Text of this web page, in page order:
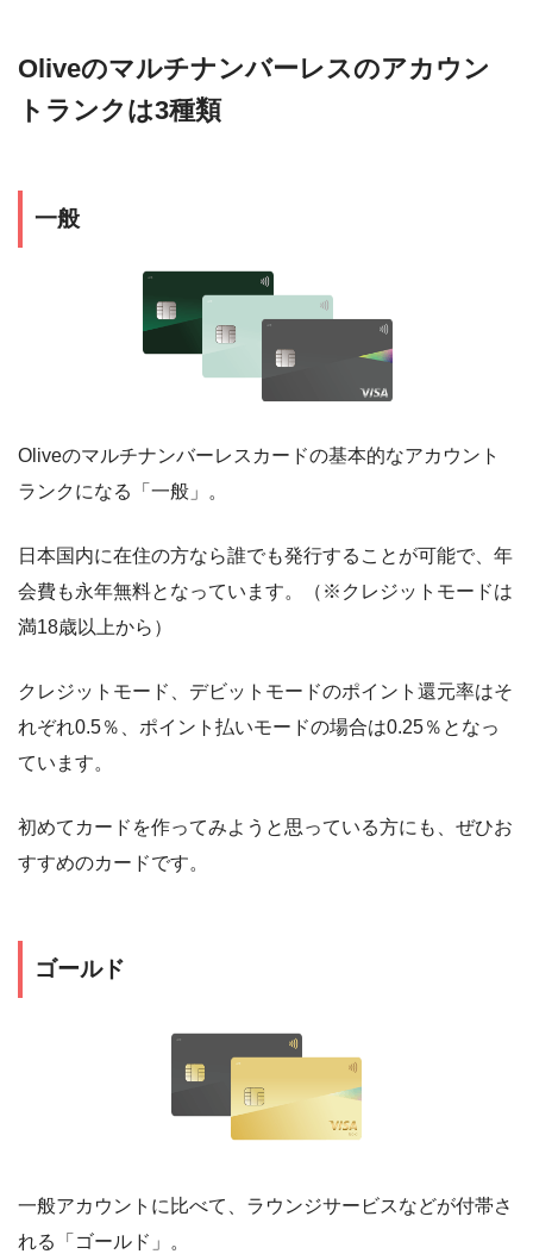
Oliveのマルチナンバーレスのアカウン
トランクは3種類
一般
Oliveのマルチナンバーレスカードの基本的なアカウント
ランクになる「一般」。
日本国内に在住の方なら誰でも発行することが可能で、年
会費も永年無料となっています。（※クレジットモードは
満18歳以上から）
クレジットモード、デビットモードのポイント還元率はそ
れぞれ0.5％、ポイント払いモードの場合は0.25％となっ
ています。
初めてカードを作ってみようと思っている方にも、ぜひお
すすめのカードです。
ゴールド
一般アカウントに比べて、ラウンジサービスなどが付帯さ
れる「ゴールド」。